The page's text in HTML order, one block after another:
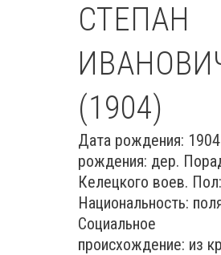
СТЕПАН
(1904)
Дата рождения:
рождения: дер.
Келецкого воев.
Национальность:
Социальное
происхождение: из